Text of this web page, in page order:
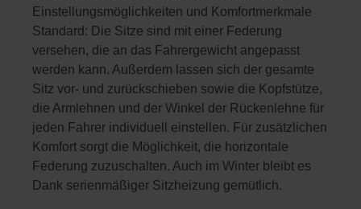
Einstellungsmöglichkeiten und Komfortmerkmale
Standard: Die Sitze sind mit einer Federung
versehen, die an das Fahrergewicht angepasst
werden kann. Außerdem lassen sich der gesamte
Sitz vor- und zurückschieben sowie die Kopfstütze,
die Armlehnen und der Winkel der Rückenlehne für
jeden Fahrer individuell einstellen. Für zusätzlichen
Komfort sorgt die Möglichkeit, die horizontale
Federung zuzuschalten. Auch im Winter bleibt es
Dank serienmäßiger Sitzheizung gemütlich.